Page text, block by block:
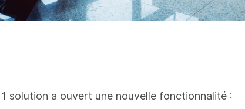
solution a ouvert une nouvelle fonctionnalité :